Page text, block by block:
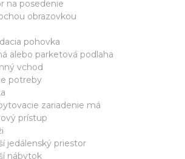
na posedenie
obrazovkou
pohovka
alebo parketová podlaha
vchod
potreby
zariadenie má
prístup
jedálenský priestor
nábytok